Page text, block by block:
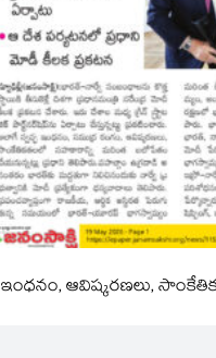
ఇంధనం, ఆవిష్కరణలు,